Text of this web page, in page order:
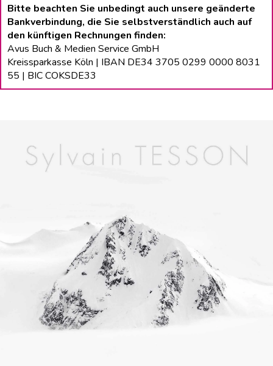
Bitte beachten Sie unbedingt auch unsere geänderte
Bankverbindung, die Sie selbstverständlich auch auf
den künftigen Rechnungen finden:
Avus Buch & Medien Service GmbH
Kreissparkasse Köln | IBAN DE34 3705 0299 0000 8031
55 | BIC COKSDE33